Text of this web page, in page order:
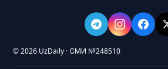
© 2026 UzDaily · СМИ №248510